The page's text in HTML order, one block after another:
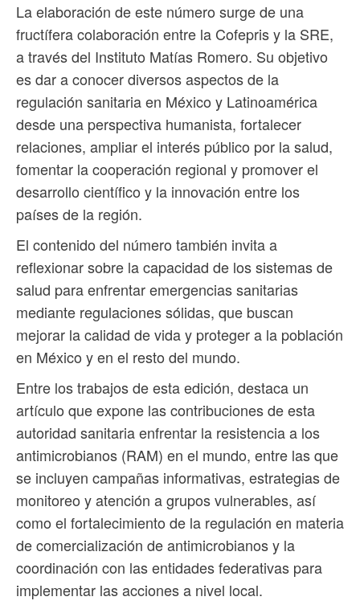
La elaboración de este número surge de una
fructífera colaboración entre la Cofepris y la SRE,
a través del Instituto Matías Romero. Su objetivo
es dar a conocer diversos aspectos de la
regulación sanitaria en México y Latinoamérica
desde una perspectiva humanista, fortalecer
relaciones, ampliar el interés público por la salud,
fomentar la cooperación regional y promover el
desarrollo científico y la innovación entre los
países de la región.
El contenido del número también invita a
reflexionar sobre la capacidad de los sistemas de
salud para enfrentar emergencias sanitarias
mediante regulaciones sólidas, que buscan
mejorar la calidad de vida y proteger a la población
en México y en el resto del mundo.
Entre los trabajos de esta edición, destaca un
artículo que expone las contribuciones de esta
autoridad sanitaria enfrentar la resistencia a los
antimicrobianos (RAM) en el mundo, entre las que
se incluyen campañas informativas, estrategias de
monitoreo y atención a grupos vulnerables, así
como el fortalecimiento de la regulación en materia
de comercialización de antimicrobianos y la
coordinación con las entidades federativas para
implementar las acciones a nivel local.